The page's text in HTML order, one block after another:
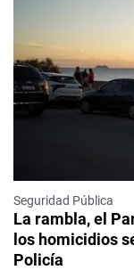
Seguridad Pública
La rambla, el
los homicidios
Policía